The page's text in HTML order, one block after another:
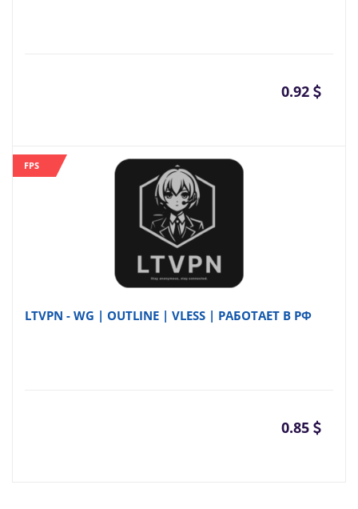
0.92
FPS
LTVPN - WG | OUTLINE | VLESS | РАБОТАЕТ В РФ
0.85